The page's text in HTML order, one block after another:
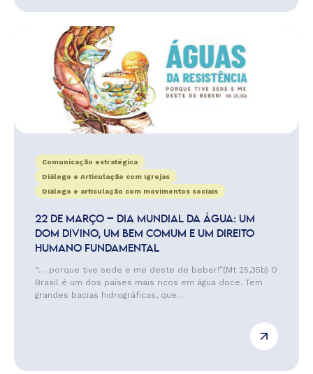
Comunicação estratégica
Diálogo e Articulação com Igrejas
Diálogo e articulação com movimentos sociais
22 DE MARÇO – DIA MUNDIAL DA ÁGUA: UM
DOM DIVINO, UM BEM COMUM E UM DIREITO
HUMANO FUNDAMENTAL
“… porque tive sede e me deste de beber!”(Mt 25,35b) O
Brasil é um dos países mais ricos em água doce. Tem
grandes bacias hidrográficas, que...